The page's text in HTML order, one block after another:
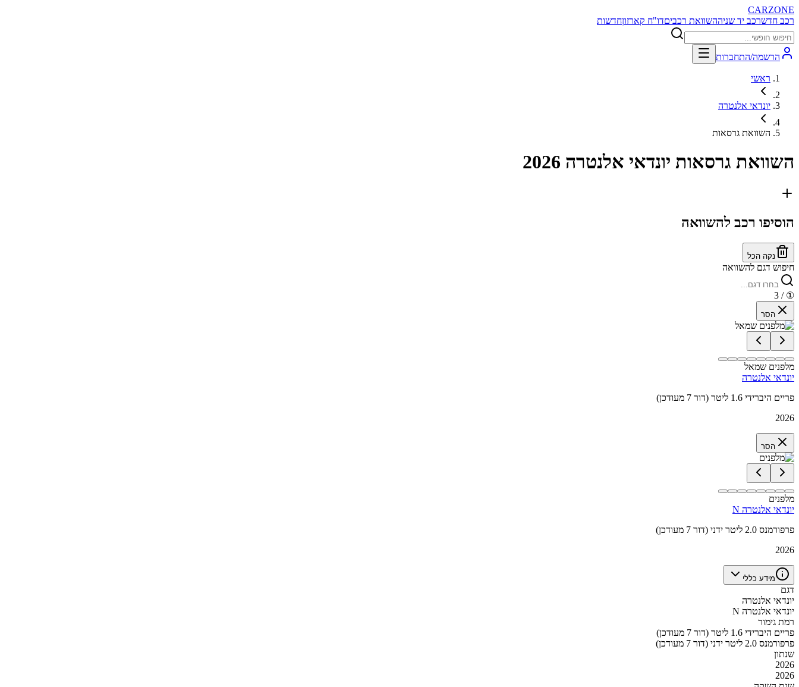
CARZONE
רכב חדשרכב יד שניההשוואת רכביםדו"ח קארזוןחדשות
הרשמה/התחברות
ראשי
יונדאי אלנטרה
השוואת גרסאות
השוואת גרסאות יונדאי אלנטרה 2026
הוסיפו רכב להשוואה
נקה הכל
חיפוש דגם להשוואה
①
/ 3
הסר
מלפנים שמאל
יונדאי אלנטרה
פריים היברידי 1.6 ליטר (דור 7 מעודכן)
2026
הסר
מלפנים
יונדאי אלנטרה N
פרפורמנס 2.0 ליטר ידני (דור 7 מעודכן)
2026
מידע כללי
דגם
יונדאי אלנטרה
יונדאי אלנטרה N
רמת גימור
פריים היברידי 1.6 ליטר (דור 7 מעודכן)
פרפורמנס 2.0 ליטר ידני (דור 7 מעודכן)
שנתון
2026
2026